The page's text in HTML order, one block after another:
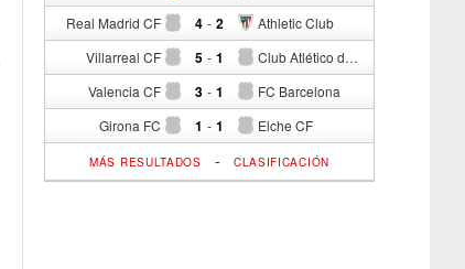
Real Madrid CF 4 - Athletic Club
2
Villarreal CF 5 - Club Atlético de Madrid
1
Valencia CF 3 - FC Barcelona
1
Girona FC 1 - Elche CF
1
MÁS RESULTADOS - CLASIFICACIÓN